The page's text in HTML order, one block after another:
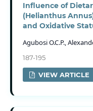
Influence of
(Helianthus
and Oxidative
Agubosi O.C.P.,
187-195
VIEW ARTICLE